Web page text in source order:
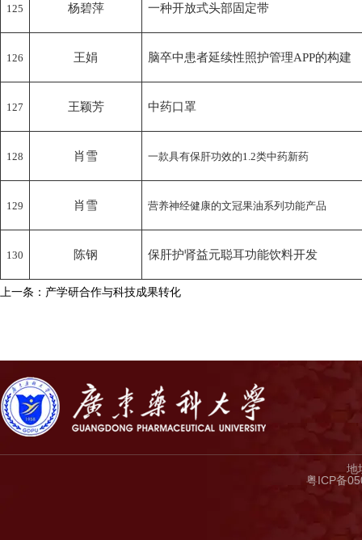
125 杨碧萍 一种开放式头部固定带
126 王娟 脑卒中患者延续性照护管理APP的构建
127 王颖芳 中药口罩
128 肖雪 一款具有保肝功效的1.2类中药新药
129 肖雪 营养神经健康的文冠果油系列功能产品
130 陈钢 保肝护肾益元聪耳功能饮料开发
上一条：产学研合作与科技成果转化
地
粤ICP备